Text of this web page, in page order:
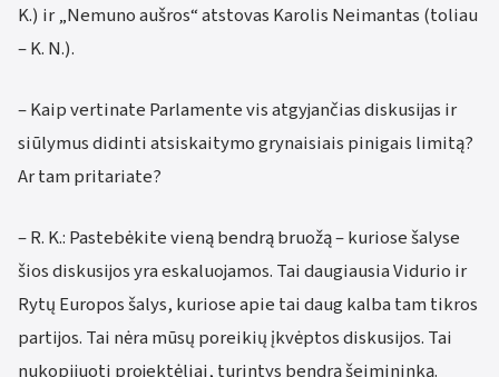
K.) ir „Nemuno aušros“ atstovas Karolis Neimantas (toliau
– K. N.).
– Kaip vertinate Parlamente vis atgyjančias diskusijas ir
siūlymus didinti atsiskaitymo grynaisiais pinigais limitą?
Ar tam pritariate?
– R. K.: Pastebėkite vieną bendrą bruožą – kuriose šalyse
šios diskusijos yra eskaluojamos. Tai daugiausia Vidurio ir
Rytų Europos šalys, kuriose apie tai daug kalba tam tikros
partijos. Tai nėra mūsų poreikių įkvėptos diskusijos. Tai